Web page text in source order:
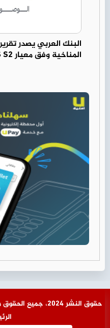
البنك العربي يصدر
المناخية وفق معيار IFRS S2
© حقوق النشر 2024، جميع الحقوق محفوظة | أخبار الأردن